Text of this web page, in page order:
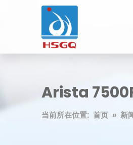
Arista
当前所在位置: 首页 » 新